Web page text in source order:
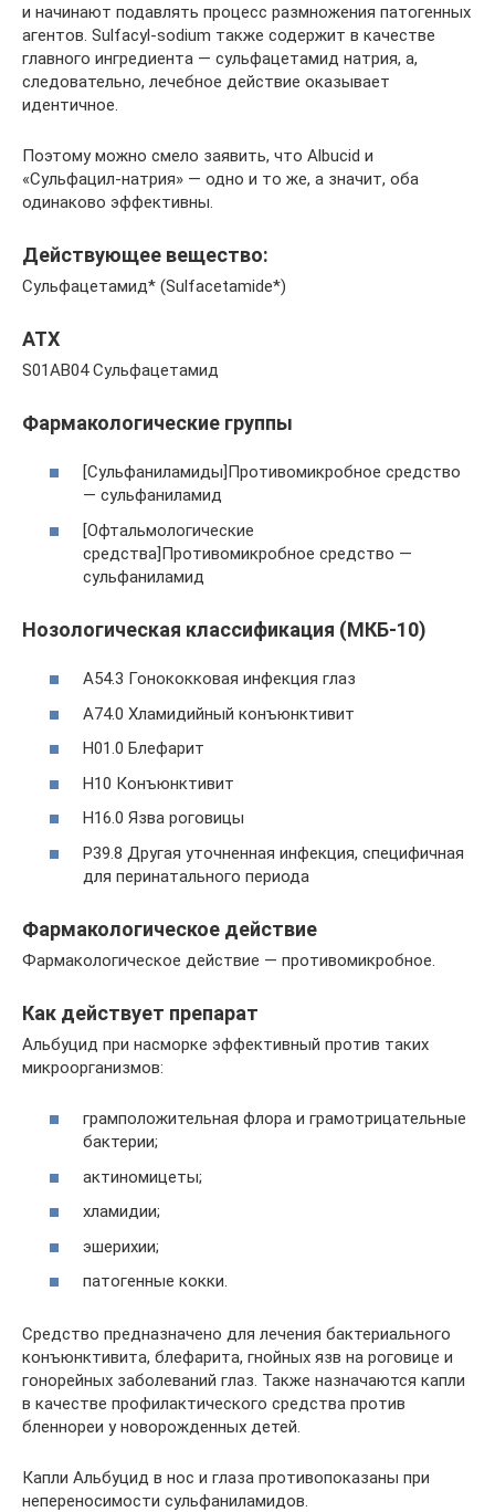
и начинают подавлять процесс размножения патогенных
агентов. Sulfacyl-sodium также содержит в качестве
главного ингредиента — сульфацетамид натрия, а,
следовательно, лечебное действие оказывает
идентичное.
Поэтому можно смело заявить, что Albucid и
«Сульфацил-натрия» — одно и то же, а значит, оба
одинаково эффективны.
Действующее вещество:
Сульфацетамид* (Sulfacetamide*)
АТХ
S01AB04 Сульфацетамид
Фармакологические группы
[Сульфаниламиды]Противомикробное средство
— сульфаниламид
[Офтальмологические
средства]Противомикробное средство —
сульфаниламид
Нозологическая классификация (МКБ-10)
A54.3 Гонококковая инфекция глаз
A74.0 Хламидийный конъюнктивит
H01.0 Блефарит
H10 Конъюнктивит
H16.0 Язва роговицы
P39.8 Другая уточненная инфекция, специфичная
для перинатального периода
Фармакологическое действие
Фармакологическое действие — противомикробное.
Как действует препарат
Альбуцид при насморке эффективный против таких
микроорганизмов:
грамположительная флора и грамотрицательные
бактерии;
актиномицеты;
хламидии;
эшерихии;
патогенные кокки.
Средство предназначено для лечения бактериального
конъюнктивита, блефарита, гнойных язв на роговице и
гонорейных заболеваний глаз. Также назначаются капли
в качестве профилактического средства против
бленнореи у новорожденных детей.
Капли Альбуцид в нос и глаза противопоказаны при
непереносимости сульфаниламидов.